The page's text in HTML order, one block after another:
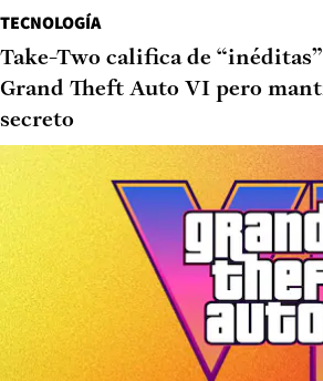
TECNOLOGÍA
Take-Two califica de
Grand Theft Auto VI pero
secreto